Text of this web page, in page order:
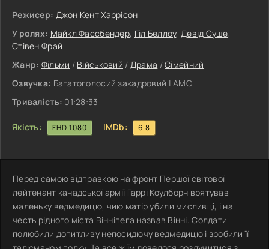
Режисер: Джон Кент Харрісон
У ролях: Майкл Фассбендер, Гіл Беллоу, Девід Суше,
Стівен Фрай
Жанр: Фільми / Військовий / Драма /Сімейний
Озвучка: Багатоголосий закадровий | АМС
Тривалість: 01:28:33
Якість: FHD 1080 IMDb: 6.8
Перед самою відправкою на фронт Першої світової
лейтенант канадської армії Гаррі Коулборн врятував
маленьку ведмедицю, чию матір убили мисливці, і на
честь рідного міста Вінніпега назвав Вінні. Солдати
полюбили допитливу непосидючу ведмедицю і зробили її